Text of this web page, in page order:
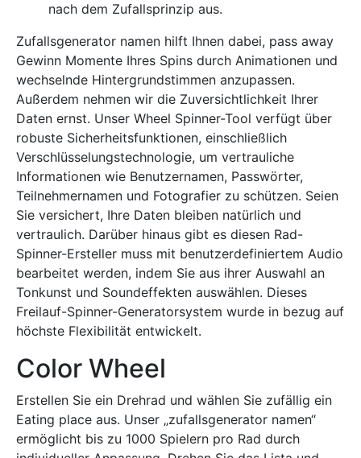
nach dem Zufallsprinzip aus.
Zufallsgenerator namen hilft Ihnen dabei, pass away
Gewinn Momente Ihres Spins durch Animationen und
wechselnde Hintergrundstimmen anzupassen.
Außerdem nehmen wir die Zuversichtlichkeit Ihrer
Daten ernst. Unser Wheel Spinner-Tool verfügt über
robuste Sicherheitsfunktionen, einschließlich
Verschlüsselungstechnologie, um vertrauliche
Informationen wie Benutzernamen, Passwörter,
Teilnehmernamen und Fotografier zu schützen. Seien
Sie versichert, Ihre Daten bleiben natürlich und
vertraulich. Darüber hinaus gibt es diesen Rad-
Spinner-Ersteller muss mit benutzerdefiniertem Audio
bearbeitet werden, indem Sie aus ihrer Auswahl an
Tonkunst und Soundeffekten auswählen. Dieses
Freilauf-Spinner-Generatorsystem wurde in bezug auf
höchste Flexibilität entwickelt.
Color Wheel
Erstellen Sie ein Drehrad und wählen Sie zufällig ein
Eating place aus. Unser „zufallsgenerator namen“
ermöglicht bis zu 1000 Spielern pro Rad durch